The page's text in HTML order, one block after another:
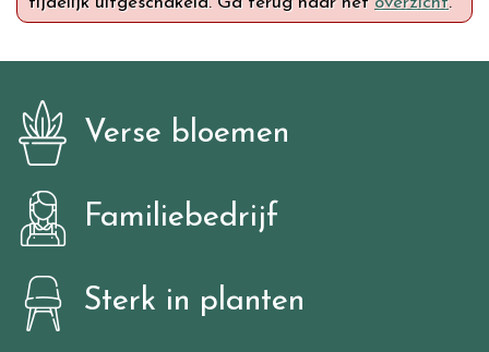
Verse bloemen
Familiebedrijf
Sterk in planten